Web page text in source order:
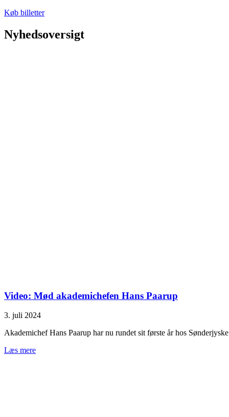
Køb billetter
Nyhedsoversigt
Video: Mød akademichefen Hans Paarup
3. juli 2024
Akademichef Hans Paarup har nu rundet sit første år hos
Læs mere